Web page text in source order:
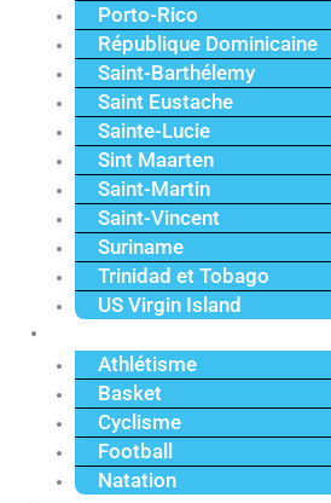
Porto-Rico
République Dominicaine
Saint-Barthélemy
Saint Eustache
Sainte-Lucie
Sint Maarten
Saint-Martin
Saint-Vincent
Suriname
Trinidad et Tobago
US Virgin Island
Athlétisme
Basket
Cyclisme
Football
Natation